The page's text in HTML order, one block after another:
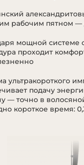
болевых
системы
ультракороткого
воздействовать
количеством